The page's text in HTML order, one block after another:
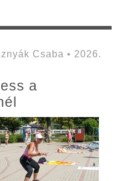
Csaba • 2026.
a